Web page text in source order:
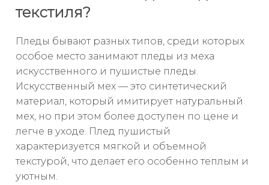
текстиля?
Пледы бывают разных типов, среди которых
особое место занимают пледы из меха
искусственного и пушистые пледы.
Искусственный мех — это синтетический
материал, который имитирует натуральный
мех, но при этом более доступен по цене и
легче в уходе. Плед пушистый
характеризуется мягкой и объемной
текстурой, что делает его особенно теплым и
уютным.